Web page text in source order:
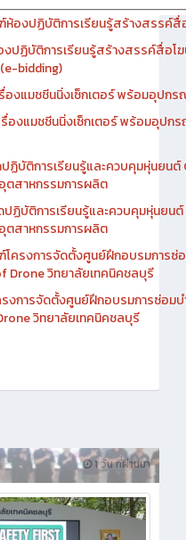
ห้องปฏิบัติการเรียนรู้สร้างสรรค์
ปฏิบัติการเรียนรู้สร้างสรรค์สื่อโ
bidding)
องแมชชีนนิ่งเซ็กเตอร์ พร้อมอุปก
องแมชชีนนิ่งเซ็กเตอร์ พร้อมอุปก
ฏิบัติการเรียนรู้และควบคุมหุ่นยน
ตสาหกรรมการผลิต
ฏิบัติการเรียนรู้และควบคุมหุ่นยน
ตสาหกรรมการผลิต
ครงการจัดตั้งศูนย์ฝึกอบรมการซ่
Drone วิทยาลัยเทคนิคชลบุรี
งการจัดตั้งศูนย์ฝึกอบรมการซ่อมบ
วิทยาลัยเทคนิคชลบุรี
1 วัน ที่ผ่านมา